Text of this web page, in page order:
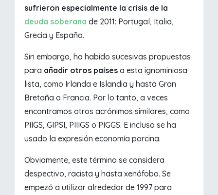
sufrieron especialmente la crisis de la
deuda soberana de 2011: Portugal, Italia,
Grecia y España.
Sin embargo, ha habido sucesivas propuestas
para añadir otros países a esta ignominiosa
lista, como Irlanda e Islandia y hasta Gran
Bretaña o Francia. Por lo tanto, a veces
encontramos otros acrónimos similares, como
PIIGS, GIPSI, PIIIGS o PIGGS. E incluso se ha
usado la expresión economía porcina.
Obviamente, este término se considera
despectivo, racista y hasta xenófobo. Se
empezó a utilizar alrededor de 1997 para